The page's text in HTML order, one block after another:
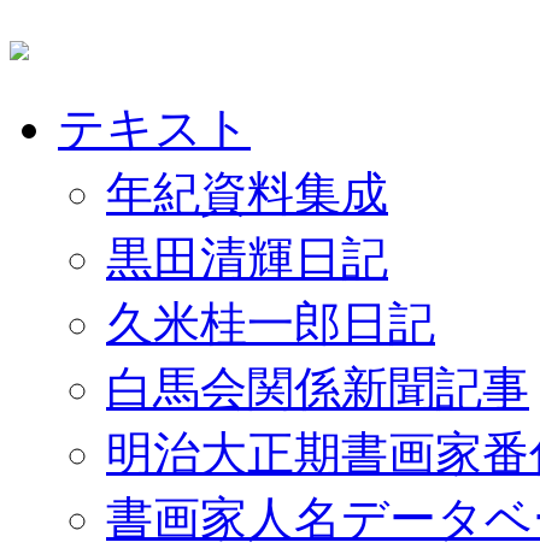
テキスト
年紀資料集成
黒田清輝日記
久米桂一郎日記
白馬会関係新聞記事
明治大正期書画家
書画家人名データ